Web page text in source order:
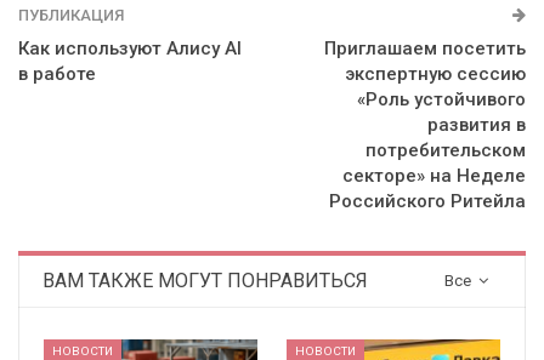
ПУБЛИКАЦИЯ
Как используют Алису AI
в работе
Приглашаем посетить
экспертную сессию
«Роль устойчивого
развития в
потребительском
секторе» на Неделе
Российского Ритейла
Все
ВАМ ТАКЖЕ МОГУТ ПОНРАВИТЬСЯ
НОВОСТИ НОВОСТИ